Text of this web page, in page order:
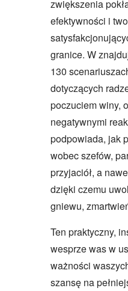
zwiększenia
efektywności i
granice. W
130
dotyczących
poczuciem winy,
negatywnymi
podpowiada, jak
wobec szefów,
przyjaciół, a
dzięki czemu
gniewu,
Ten praktyczny,
wesprze was w
ważności
szansę na